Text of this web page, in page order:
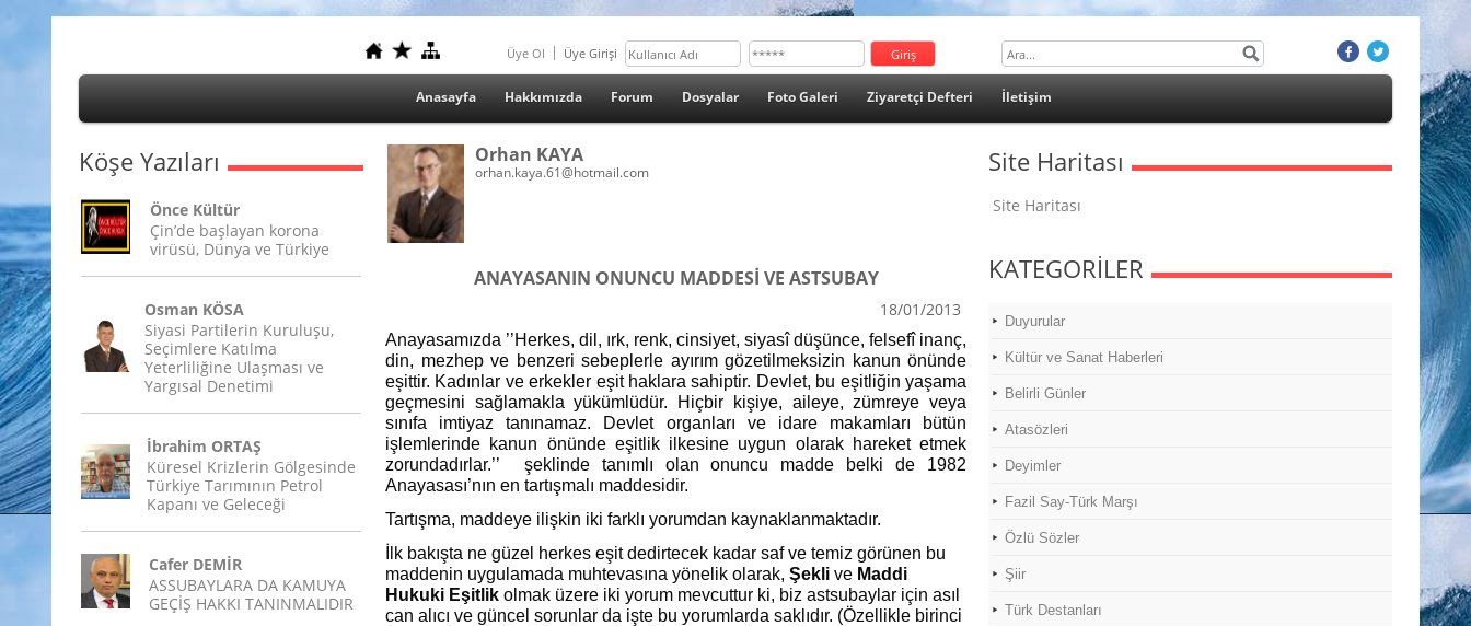
Üye Ol Üye Girişi
Anasayfa Hakkımızda Forum Dosyalar Foto Galeri Ziyaretçi Defteri İletişim
Köşe Yazıları
Önce Kültür
Çin’de başlayan korona
virüsü, Dünya ve Türkiye
Osman KÖSA
Siyasi Partilerin Kuruluşu,
Seçimlere Katılma
Yeterliliğine Ulaşması ve
Yargısal Denetimi
İbrahim ORTAŞ
Küresel Krizlerin Gölgesinde
Türkiye Tarımının Petrol
Kapanı ve Geleceği
Cafer DEMİR
ASSUBAYLARA DA KAMUYA
GEÇİŞ HAKKI TANINMALIDIR
Orhan KAYA
orhan.kaya.61@hotmail.com
ANAYASANIN ONUNCU MADDESİ VE ASTSUBAY
18/01/2013
Anayasamızda ’’Herkes, dil, ırk, renk, cinsiyet, siyasî düşünce, felsefî inanç,
din, mezhep ve benzeri sebeplerle ayırım gözetilmeksizin kanun önünde
eşittir. Kadınlar ve erkekler eşit haklara sahiptir. Devlet, bu eşitliğin yaşama
geçmesini sağlamakla yükümlüdür. Hiçbir kişiye, aileye, zümreye veya
sınıfa imtiyaz tanınamaz. Devlet organları ve idare makamları bütün
işlemlerinde kanun önünde eşitlik ilkesine uygun olarak hareket etmek
zorundadırlar.’’ şeklinde tanımlı olan onuncu madde belki de 1982
Anayasası’nın en tartışmalı maddesidir.
Tartışma, maddeye ilişkin iki farklı yorumdan kaynaklanmaktadır.
İlk bakışta ne güzel herkes eşit dedirtecek kadar saf ve temiz görünen bu
maddenin uygulamada muhtevasına yönelik olarak, Şekli ve Maddi
Hukuki Eşitlik olmak üzere iki yorum mevcuttur ki, biz astsubaylar için asıl
can alıcı ve güncel sorunlar da işte bu yorumlarda saklıdır. (Özellikle birinci
Site Haritası
Site Haritası
KATEGORİLER
Duyurular
Kültür ve Sanat Haberleri
Belirli Günler
Atasözleri
Deyimler
Fazil Say-Türk Marşı
Özlü Sözler
Şiir
Türk Destanları